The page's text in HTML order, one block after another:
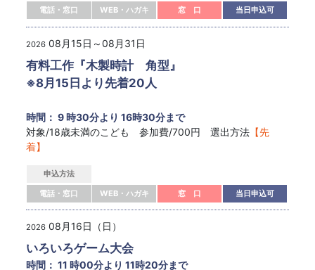
電話・窓口
WEB・ハガキ 窓 口 当日申込可
2026 08月15日～08月31日
有料工作『木製時計 角型』
※8月15日より先着20人
時間： 9 時30分より 16時30分まで
対象/18歳未満のこども 参加費/700円 選出方法 【先
着】
申込方法
電話・窓口
WEB・ハガキ 窓 口 当日申込可
2026 08月16日（日）
いろいろゲーム大会
時間： 11 時00分より 11時20分まで